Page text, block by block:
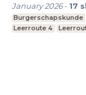
January 2026- 17
Burgerschapskunde
Leerroute 4